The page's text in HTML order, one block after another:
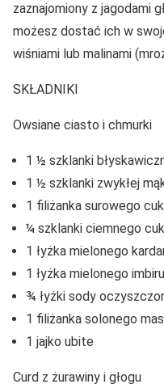
zaznajomiony z jagodami
możesz dostać ich w
wiśniami lub malinami
SKŁADNIKI
Owsiane ciasto i chmurki
1 ½ szklanki
1 ½ szklanki zwykłej
1 filiżanka surowego
¼ szklanki ciemnego
1 łyżka mielonego
1 łyżka mielonego imbiru
¾ łyżki sody
1 filiżanka solonego
1 jajko ubite
Curd z żurawiny i głogu